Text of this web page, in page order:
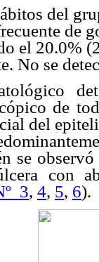
del
de
el 20.0%
No se
de
del
se
con
3, 4, 5, 6).